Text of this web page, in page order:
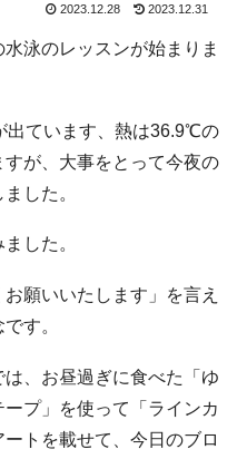
2023.12.28 2023.12.31
泳のレッスンが始まりま
出ています、熱は36.9℃の
が、大事をとって今夜の
した。
した。
願いいたします」を言え
す。
、お昼過ぎに食べた「ゆ
プ」を使って「ラインカ
トを載せて、今日のブロ